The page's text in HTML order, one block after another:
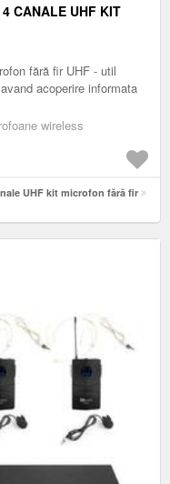
CANALE UHF KIT
fără fir UHF - util
acoperire informata
wireless
UHF kit microfon fără fir